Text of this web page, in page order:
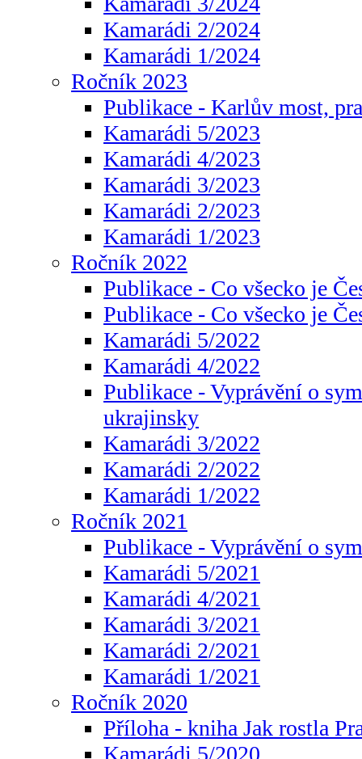
Kamarádi 2/2024
Kamarádi 1/2024
Ročník 2023
Publikace - Karlův most,
Kamarádi 5/2023
Kamarádi 4/2023
Kamarádi 3/2023
Kamarádi 2/2023
Kamarádi 1/2023
Ročník 2022
Publikace - Co všecko je
Publikace - Co všecko je
Kamarádi 5/2022
Kamarádi 4/2022
Publikace - Vyprávění o
ukrajinsky
Kamarádi 3/2022
Kamarádi 2/2022
Kamarádi 1/2022
Ročník 2021
Publikace - Vyprávění o
Kamarádi 5/2021
Kamarádi 4/2021
Kamarádi 3/2021
Kamarádi 2/2021
Kamarádi 1/2021
Ročník 2020
Příloha - kniha Jak rostla